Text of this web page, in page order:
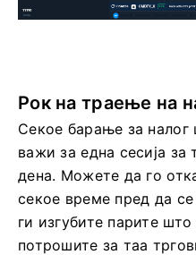
Рок на траење на
Секое барање за налог
важи за една сесија
дена. Можете да го
секое време пред да
ги изгубите парите
потрошите за таа